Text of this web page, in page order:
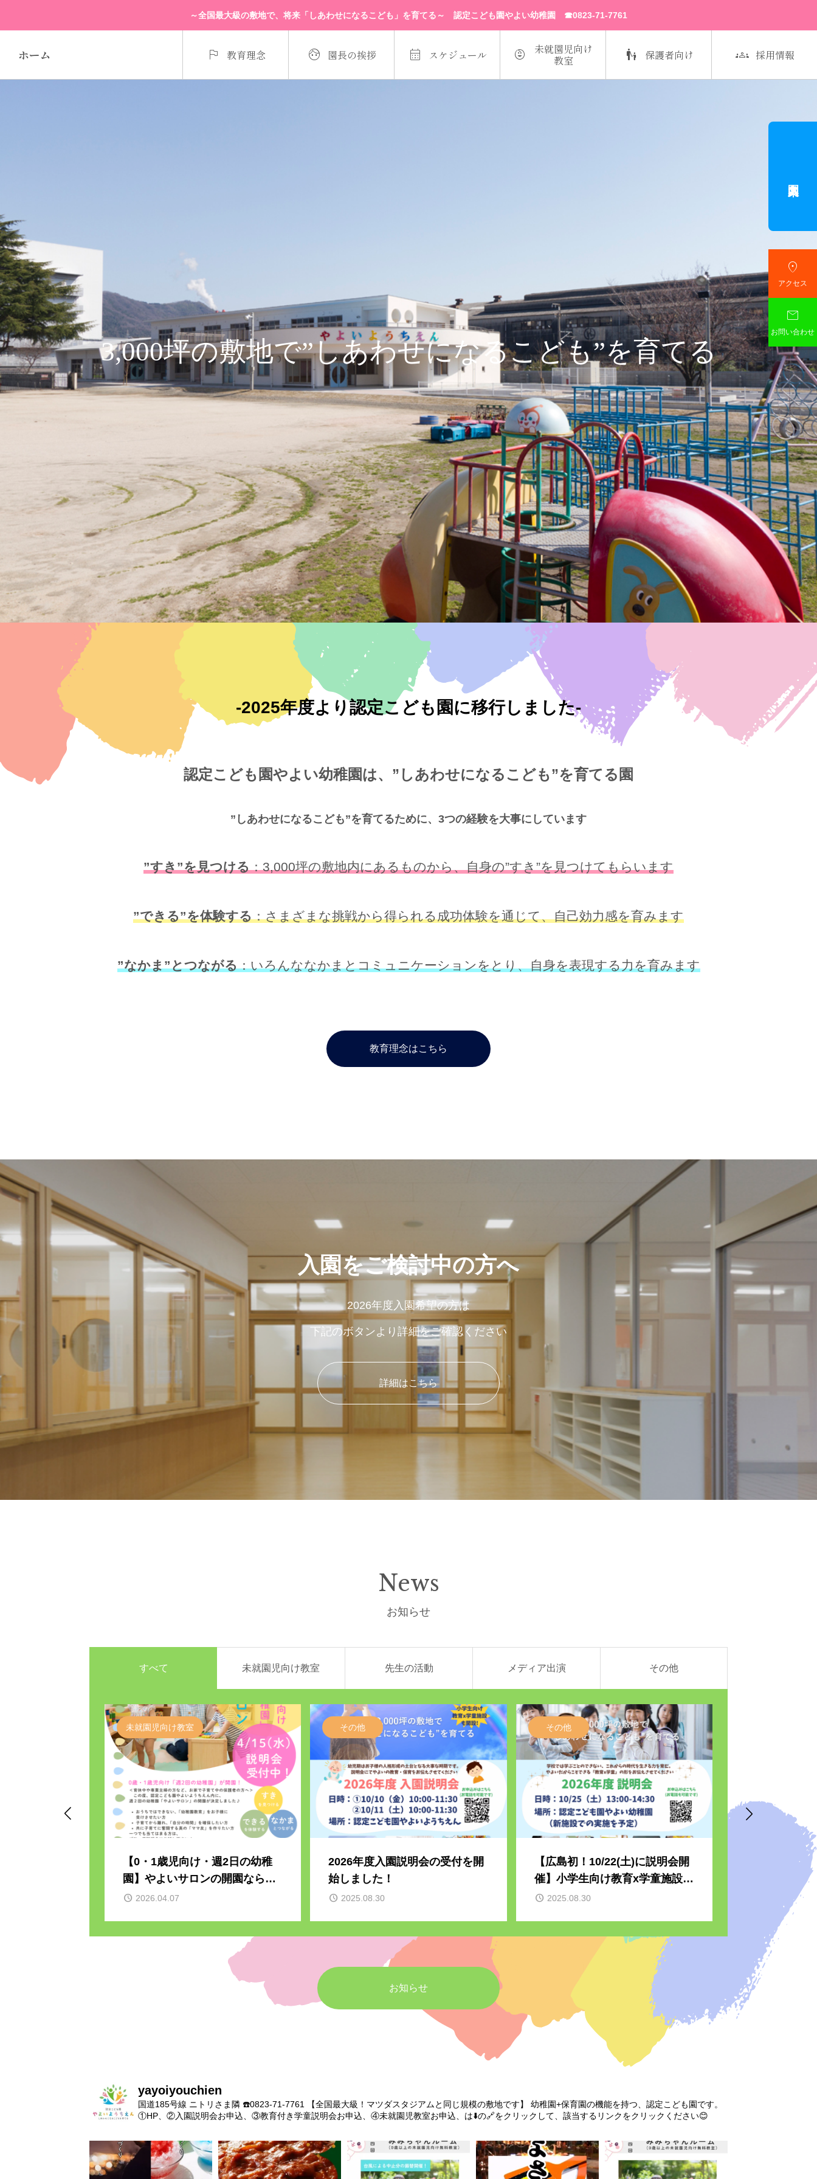
～全国最大級の敷地で、将来「しあわせになるこども」を育てる～ 認定こども園やよい幼稚園 ☎0823-71-7761
ホーム  教育理念  園長の挨拶  スケジュール  未就園児向け
教室  保護者向け  採用情報
3,000坪の敷地で”しあわせになるこども”を育てる
-2025年度より認定こども園に移行しました-
認定こども園やよい幼稚園は、”しあわせになるこども”を育てる園
”しあわせになるこども”を育てるために、3つの経験を大事にしています
”すき”を見つける：3,000坪の敷地内にあるものから、自身の”すき”を見つけてもらいます
”できる”を体験する：さまざまな挑戦から得られる成功体験を通じて、自己効力感を育みます
”なかま”とつながる：いろんななかまとコミュニケーションをとり、自身を表現する力を育みます
教育理念はこちら
入園をご検討中の方へ
2026年度入園希望の方は
下記のボタンより詳細をご確認ください
詳細はこちら
News
お知らせ
すべて 未就園児向け教室 先生の活動 メディア出演 その他
未就園児向け教室
【0・1歳児向け・週2日の幼稚
園】やよいサロンの開園ならび
に説明会開催が決定しまし
2026.04.07
その他
2026年度入園説明会の受付を開
始しました！
2025.08.30
その他
【広島初！10/22(土)に説明会開
催】小学生向け教育x学童施設を
開校します！
2025.08.30
【未就園児親
9/22に萩原麻
て開園50周年
2025.08.29
 
お知らせ
yayoiyouchien
国道185号線 ニトリさま隣 ☎️0823-71-7761 【全国最大級！マツダスタジアムと同じ規模の敷地です】
幼稚園+保育園の機能を持つ、認定こども園です。
①HP、②入園説明会お申込、③教育付き学童説明会お申込、④未就園児教室お申込、は⬇️の🔗をクリックして、該当するリンクをクリックください😊

アクセス

お問い合わせ